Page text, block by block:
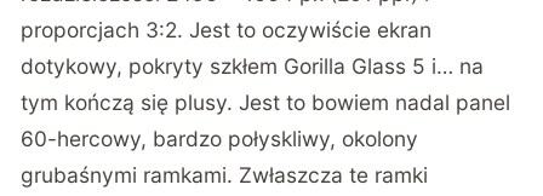
proporcjach 3:2. Jest to oczywiście ekran
dotykowy, pokryty szkłem Gorilla Glass 5 i… na
tym kończą się plusy. Jest to bowiem nadal panel
60-hercowy, bardzo połyskliwy, okolony
grubaśnymi ramkami. Zwłaszcza te ramki